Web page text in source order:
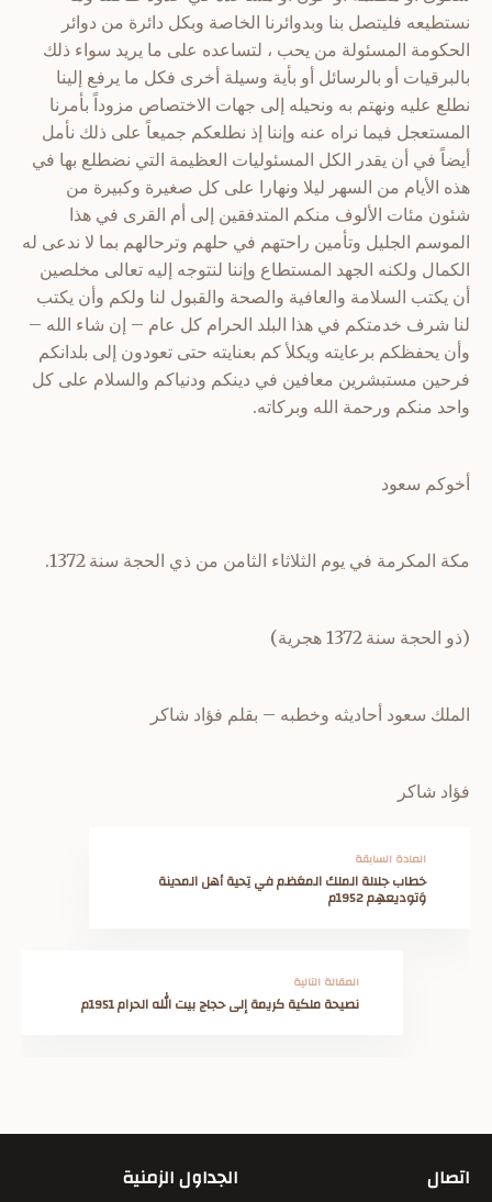
نستطيعه فليتصل بنا وبدوائرنا الخاصة وبكل دائرة من دوائر
الحكومة المسئولة من يحب ، لتساعده على ما يريد سواء ذلك
بالبرقيات أو بالرسائل أو بأية وسيلة أخرى فكل ما يرفع إلينا
نطلع عليه ونهتم به ونحيله إلى جهات الاختصاص مزوداً بأمرنا
المستعجل فيما نراه عنه وإننا إذ نطلعكم جميعاً على ذلك نأمل
أيضاً في أن يقدر الكل المسئوليات العظيمة التي نضطلع بها في
هذه الأيام من السهر ليلا ونهارا على كل صغيرة وكبيرة من
شئون مئات الألوف منكم المتدفقين إلى أم القرى في هذا
الموسم الجليل وتأمين راحتهم في حلهم وترحالهم بما لا ندعى له
الكمال ولكنه الجهد المستطاع وإننا لنتوجه إليه تعالى مخلصين
أن يكتب السلامة والعافية والصحة والقبول لنا ولكم وأن يكتب
لنا شرف خدمتكم في هذا البلد الحرام كل عام – إن شاء الله –
وأن يحفظكم برعايته ويكلأ كم بعنايته حتى تعودون إلى بلدانكم
فرحين مستبشرين معافين في دينكم ودنياكم والسلام على كل
واحد منكم ورحمة الله وبركاته.
أخوكم سعود
مكة المكرمة في يوم الثلاثاء الثامن من ذي الحجة سنة 1372.
(ذو الحجة سنة 1372 هجرية)
الملك سعود أحاديثه وخطبه – بقلم فؤاد شاكر
فؤاد شاكر
المادة السابقة
خطاب جلالة الملك المعَظم في تِحية أهل المدينة
وَتوديعهِم 1952م
المقالة التالية
نصيحة ملكية كريمة إلى حجاج بيت الله الحرام 1951م
اتصال الجداول الزمنية